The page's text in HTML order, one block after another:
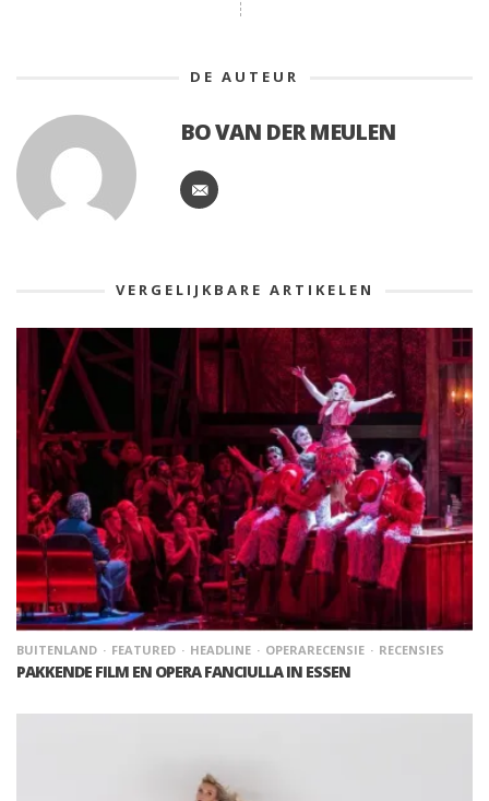
DE AUTEUR
BO VAN DER MEULEN
VERGELIJKBARE ARTIKELEN
BUITENLAND FEATURED HEADLINE OPERARECENSIE RECENSIES
PAKKENDE FILM EN OPERA FANCIULLA IN ESSEN